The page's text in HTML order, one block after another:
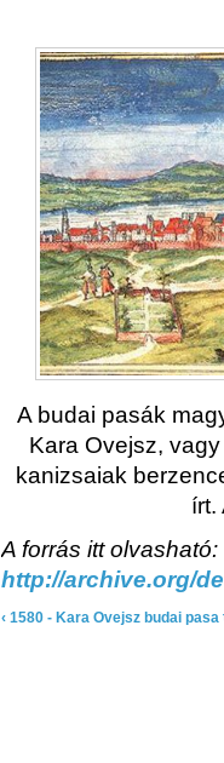
A budai pasák
Kara Ovejsz,
kanizsaiak
írt.
A forrás itt olvasható:
http://archive.org/
‹ 1580 - Kara Ovejsz budai